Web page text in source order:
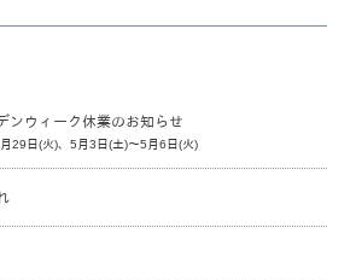
ンウィーク休業のお知らせ
29日(火)、5月3日(土)～5月6日(火)